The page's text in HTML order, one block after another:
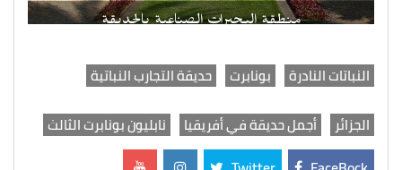
منطقة البحيرات الصناعية بالحديقة
النباتات النادرة بونابرت
حديقة التجارب النباتية
الجزائر
أجمل حديقة في أفريقيا نابليون بونابرت الثالث